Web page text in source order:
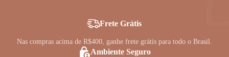
Frete Grátis
Nas compras acima de R$400, ganhe frete grátis para todo o Brasil.
Ambiente Seguro